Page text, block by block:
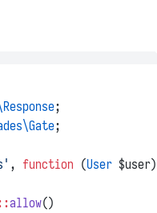
;
;
, function (User
allow()